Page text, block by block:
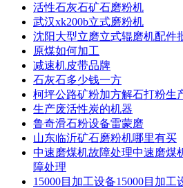
活性石灰石矿石磨粉机
武汉xk200b立式磨粉机
沈阳大型立磨立式辊磨机配件
原煤如何加工
减速机皮带品牌
石灰石多少钱一方
柯坪公路矿粉加方解石打粉生
生产废活性炭的机器
鲁奇滑石粉设备雷蒙磨
山东临沂矿石磨粉机哪里有买
中速磨煤机故障处理中速磨煤
障处理
15000目加工设备15000目加工